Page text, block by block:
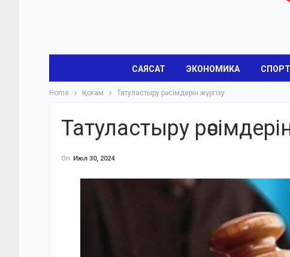
САЯСАТ ЭКОНОМИКА СПОРТ
Home Қоғам Татуластыру рәсімдерін жүргізу
Татуластыру
On Июл 30, 2024